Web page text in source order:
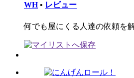
WH • レビュー
何でも屋にくる人達の依頼を